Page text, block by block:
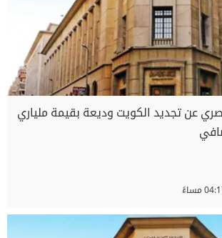
عن تجديد الكويت وديعة بقيمة ملياري